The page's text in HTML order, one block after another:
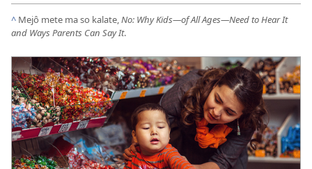
^ Mejô mete ma so kalate,No: Why Kids​—of All Ages​—Need to Hear It
and Ways Parents Can Say It.